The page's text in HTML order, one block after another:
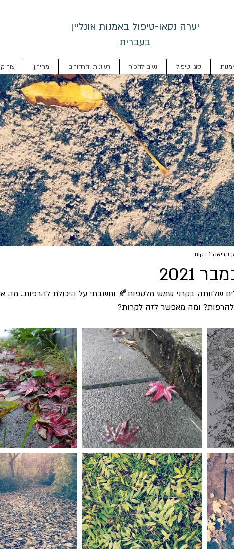
יערה נסאו-טיפול באמנות אונליין
בעברית
סוגי טיפול נעים להכיר רעיונות והרהורים מחירון צור
קריאה 1 דקות
שלוותה בקרני שמש מלטפות🍂 וחשבתי על היכולת להרפות.. מה
ומה מאפשר לזה לקרות?